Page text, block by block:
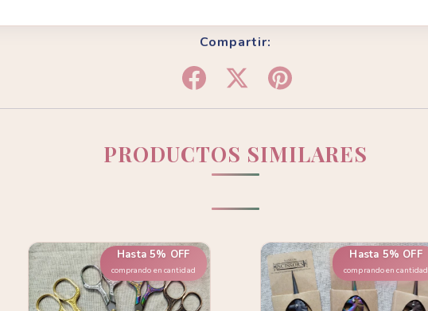
Compartir:
PRODUCTOS SIMILARES
Hasta 5% OFF
comprando en cantidad
Hasta 5% OFF
comprando en cantidad